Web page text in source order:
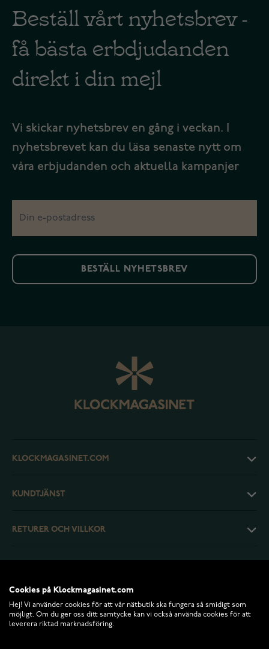
Beställ vårt nyhetsbrev -
få bästa erbdjudanden
direkt i din mejl
Vi skickar nyhetsbrev en gång i veckan. I
nyhetsbrevet kan du läsa senaste nytt om
våra erbjudanden och aktuella kampanjer
BESTÄLL NYHETSBREV
KLOCKMAGASINET.COM
KUNDTJÄNST
RETURER OCH VILLKOR
Cookies på Klockmagasinet.com
Hej! Vi använder cookies för att vår nätbutik ska fungera så smidigt som
möjligt. Om du ger oss ditt samtycke kan vi också använda cookies för att
leverera riktad marknadsföring.